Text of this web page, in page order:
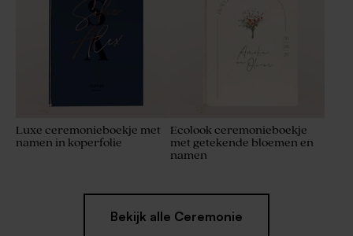
Luxe ceremonieboekje met
namen in koperfolie
Ecolook ceremonieboekje
met getekende bloemen en
namen
Bekijk alle Ceremonie